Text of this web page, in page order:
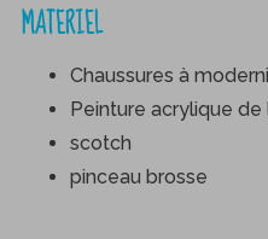
MATERIEL
Chaussures à
Peinture acrylique
scotch
pinceau brosse